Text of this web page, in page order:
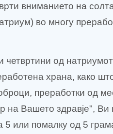
вниманието на
во многу
четвртини од
храна, како
преработки од
на Вашето здравје",
5 или помалку од 5